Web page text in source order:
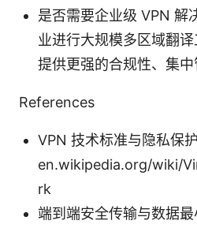
是否需要企业级 VPN 解
业进行大规模多区域翻
提供更强的合规性、集中
References
VPN 技术标准与隐私保
en.wikipedia.org/wiki/
rk
端到端安全传输与数据